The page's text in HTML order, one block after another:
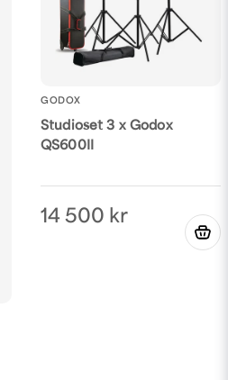
GODOX
Studioset 3 x Godox
QS600II
14 500 kr
min fråga